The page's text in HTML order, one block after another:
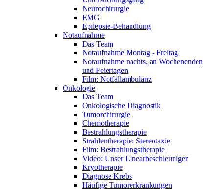
Neurochirurgie
EMG
Epilepsie-Behandlung
Notaufnahme
Das Team
Notaufnahme Montag - Freitag
Notaufnahme nachts, an Wochenenden
und Feiertagen
Film: Notfallambulanz
Onkologie
Das Team
Onkologische Diagnostik
Tumorchirurgie
Chemotherapie
Bestrahlungstherapie
Strahlentherapie: Stereotaxie
Film: Bestrahlungstherapie
Video: Unser Linearbeschleuniger
Kryotherapie
Diagnose Krebs
Häufige Tumorerkrankungen